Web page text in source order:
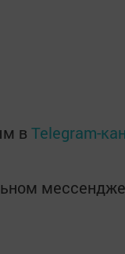
в Telegram-